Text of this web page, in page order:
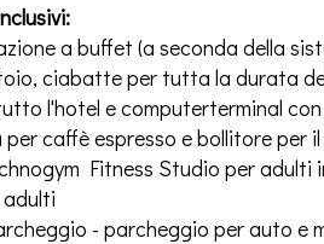
a buffet (a seconda della
ciabatte per tutta la durata
l'hotel e computerterminal
per caffè espresso e bollitore
Fitness Studio per
- parcheggio per auto e